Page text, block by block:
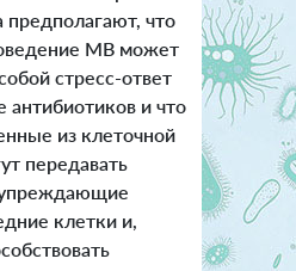
предполагают, что
MВ может
стресс-ответ
антибиотиков и что
из клеточной
передавать
клетки и,